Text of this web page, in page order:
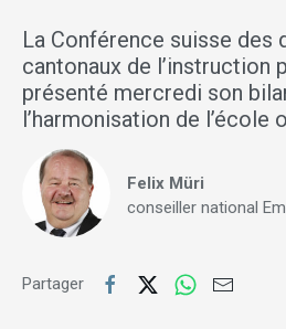
La Conférence suisse des
cantonaux de l’instruction
présenté mercredi son
l’harmonisation de l’école
Felix Müri
conseiller national
Partager